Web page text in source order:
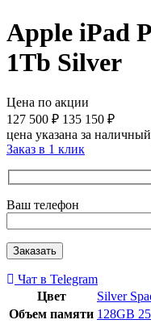
Apple iPad
1Tb Silver
Цена по акции
127 500 ₽ 135 150 ₽
цена указана за
Заказ в 1 клик
Ваш телефон
Чат в Telegram
Цвет
Silver
Объем памяти 128GB